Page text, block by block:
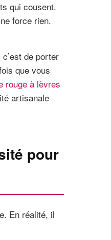
qui cousent.
force rien.
de porter
que vous
rouge à lèvres
artisanale
pour
En réalité, il